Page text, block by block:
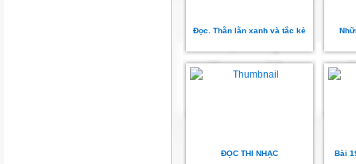
BÀI 10
Tiết
Đọc. Thằn lằn xanh và tắc kè
ĐỌC THI NHẠC Bài